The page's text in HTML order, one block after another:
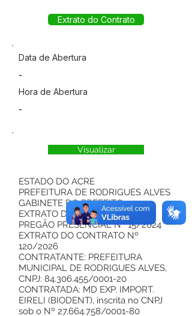
Extrato do Contrato
Data de Abertura
-
Hora de Abertura
-
Visualizar
ESTADO DO ACRE
PREFEITURA DE RODRIGUES ALVES
GABINETE DO PREFEITO
EXTRATO DO CONTRATO
PREGÃO PRESENCIAL Nº 15/2024
EXTRATO DO CONTRATO Nº
120/2026
CONTRATANTE: PREFEITURA
MUNICIPAL DE RODRIGUES ALVES,
CNPJ: 84.306.455/0001-20
CONTRATADA: MD EXP. IMPORT.
EIRELI (BIODENT), inscrita no CNPJ
sob o Nº 27.664.758/0001-80